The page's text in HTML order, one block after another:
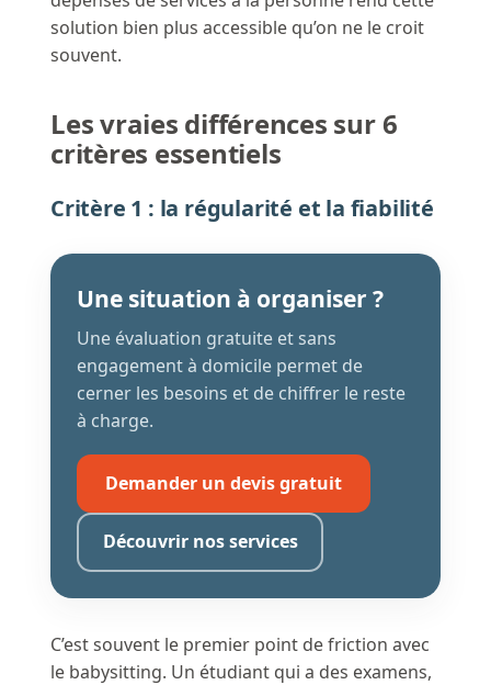
solution bien plus accessible qu’on ne le croit
souvent.
Les vraies différences sur 6
critères essentiels
Critère 1 : la régularité et la fiabilité
Une situation à organiser ?
Une évaluation gratuite et sans
engagement à domicile permet de
cerner les besoins et de chiffrer le reste
à charge.
Demander un devis gratuit
Découvrir nos services
C’est souvent le premier point de friction avec
le babysitting. Un étudiant qui a des examens,